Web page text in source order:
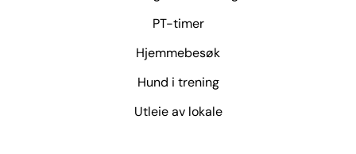
PT-timer
Hjemmebesøk
Hund i trening
Utleie av lokale